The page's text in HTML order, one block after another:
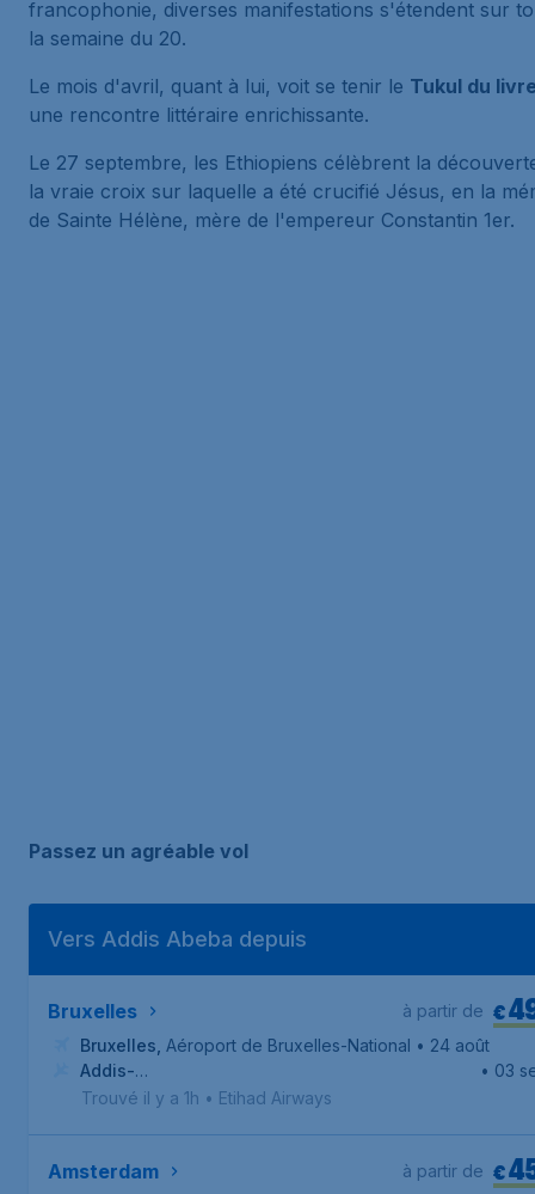
francophonie, diverses manifestations s'étendent sur
la semaine du 20.
Le mois d'avril, quant à lui, voit se tenir le Tukul du
une rencontre littéraire enrichissante.
Le 27 septembre, les Ethiopiens célèbrent la
la vraie croix sur laquelle a été crucifié Jésus, en la
de Sainte Hélène, mère de l'empereur Constantin 1er.
Passez un agréable vol
Vers Addis Abeba depuis
Bruxelles €
à partir de
Bruxelles Aéroport de Bruxelles-National • 24 août
Addis-
Abeba, Aéroport international Bole d’Addis Abeba
• 03
Trouvé il y a 1h • Etihad Airways
Amsterdam €
à partir de